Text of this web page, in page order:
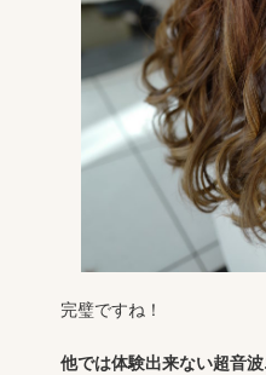
完璧ですね！
他では体験出来ない超音